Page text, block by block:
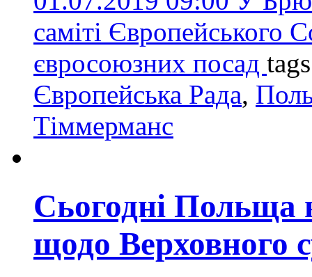
саміті Європейського
євросоюзних посад
Європейська Рада,
Тіммерманс
Сьогодні Польща
щодо Верховного